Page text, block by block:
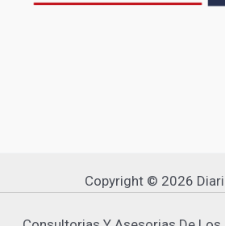
Copyright © 2026